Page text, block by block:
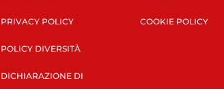
PRIVACY POLICY
POLICY DIVERSITÀ
DICHIARAZIONE DI
COOKIE POLICY